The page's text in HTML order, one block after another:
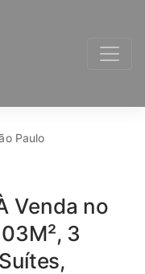
Paulo
Venda no
3